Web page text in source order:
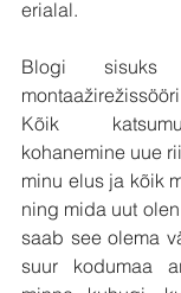
erialal.
Blogi
Kõik
kohanemine uue
minu elus ja kõik
ning mida uut
saab see olema
suur kodumaa